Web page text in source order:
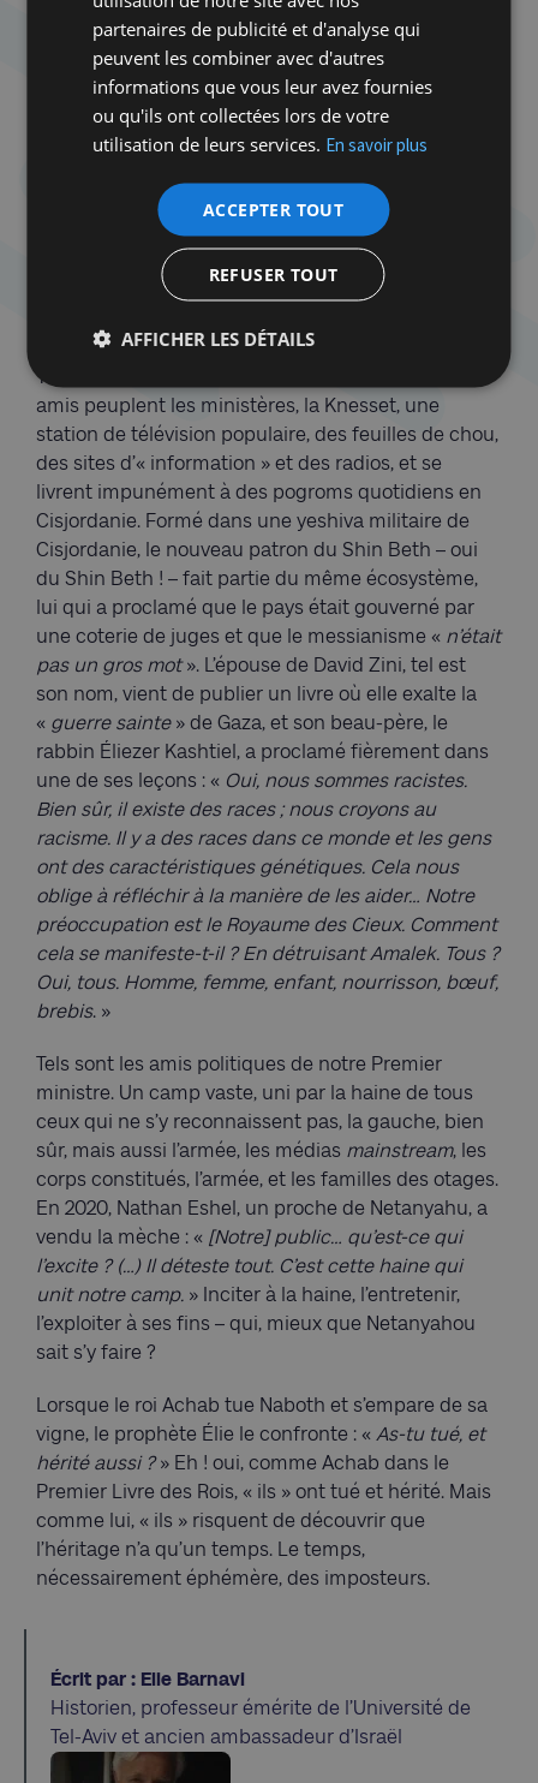
ne sont pas qu’un ajout indispensable à une
coalition autrement introuvable ; la manœuvre a
contaminé l’ensemble du camp supposément
« national ». Le Likoud, parti plébéien autrefois
séculier, s’est mué en un ramassis d’extrême droite
religieuse, désormais indistinguable de ses
partenaires. Une ligne droite mène de l’assassinat
de Rabin à la prise de pouvoir par les fascistes, puis
au coup d’État judiciaire qui a jeté une année
durant les Israéliens dans les rues, puis au 7-
Octobre et à la transformation d’une guerre juste
Yigal Amir peut se féliciter du travail accompli. Ses
amis peuplent les ministères, la Knesset, une
station de télévision populaire, des feuilles de chou,
des sites d’« information » et des radios, et se
livrent impunément à des pogroms quotidiens en
Cisjordanie. Formé dans une yeshiva militaire de
Cisjordanie, le nouveau patron du Shin Beth – oui
du Shin Beth ! – fait partie du même écosystème,
lui qui a proclamé que le pays était gouverné par
une coterie de juges et que le messianisme « n’était
pas un gros mot». L’épouse de David Zini, tel est
son nom, vient de publier un livre où elle exalte la
« guerre sainte» de Gaza, et son beau-père, le
rabbin Éliezer Kashtiel, a proclamé fièrement dans
une de ses leçons : « Oui, nous sommes racistes.
Bien sûr, il existe des races ; nous croyons au
racisme. Il y a des races dans ce monde et les gens
ont des caractéristiques génétiques. Cela nous
oblige à réfléchir à la manière de les aider… Notre
préoccupation est le Royaume des Cieux. Comment
cela se manifeste-t-il ? En détruisant Amalek. Tous ?
Oui, tous. Homme, femme, enfant, nourrisson, bœuf,
brebis. »
Tels sont les amis politiques de notre Premier
ministre. Un camp vaste, uni par la haine de tous
ceux qui ne s’y reconnaissent pas, la gauche, bien
sûr, mais aussi l’armée, les médias mainstream, les
corps constitués, l’armée, et les familles des otages.
En 2020, Nathan Eshel, un proche de Netanyahu, a
vendu la mèche : « [Notre] public… qu’est-ce qui
l’excite ? (…) Il déteste tout. C’est cette haine qui
unit notre camp. » Inciter à la haine, l’entretenir,
l’exploiter à ses fins – qui, mieux que Netanyahou
sait s’y faire ?
Lorsque le roi Achab tue Naboth et s’empare de sa
vigne, le prophète Élie le confronte : « As-tu tué, et
hérité aussi ?» Eh ! oui, comme Achab dans le
Premier Livre des Rois, « ils » ont tué et hérité. Mais
comme lui, « ils » risquent de découvrir que
l’héritage n’a qu’un temps. Le temps,
nécessairement éphémère, des imposteurs.
Écrit par : Elie Barnavi
Historien, professeur émérite de l’Université de
Tel-Aviv et ancien ambassadeur d’Israël
partenaires de publicité et d'analyse qui
peuvent les combiner avec d'autres
informations que vous leur avez fournies
ou qu'ils ont collectées lors de votre
utilisation de leurs services. En savoir plus
ACCEPTER TOUT
REFUSER TOUT
AFFICHER LES DÉTAILS